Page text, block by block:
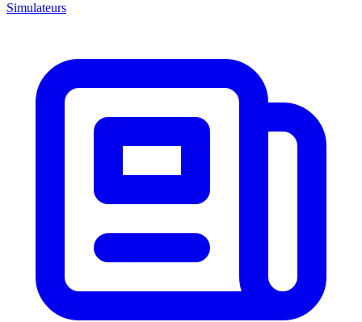
Simulateurs